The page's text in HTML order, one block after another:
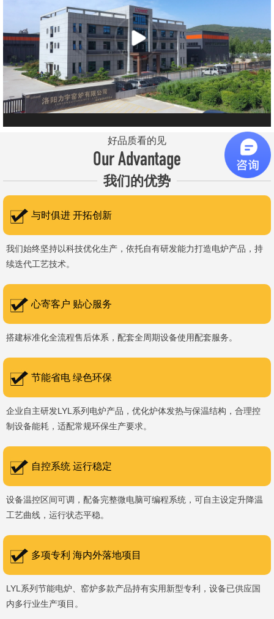
元件、高温窑具等。 历经二十余年市场积累，公司产品质量稳
定、性能可靠，应用场景覆盖高校、科研院所、工矿企业等领域，服
务于粉末、冶金、电子、煤炭、医药、陶瓷、玻璃、铝业、汽车、特
种新材料、耐火材料、新能源、航天航空、化工、金属烧结及金属热
处理等行业，产品覆盖国内多省市，并出口至海外多个国家和地
区。 近年来，公司通过理念更新、体制机制优化与科技创新，于
稳步增长，国内市场份额稳步提升，并获得质量诚信AAA 级企业荣
誉证书。 在产品技术方面，公司坚持精益求精、持续创新，自主
研发LYL系列节能精密型智能化电炉、窑炉产品，多项产品通过相关
权威认证。产品具备升温快、节能效果显著、温控精准、智能自动化
程度高、运行稳定、保温性能优良、全程电脑控制、可编程自动升降
盟CE认证。 公司凭借技术积累与产品优势，获得多项官方资质
认定：高新 技术企业、科技型中小企业、洛阳市企业研发中心（证
书编号：202207080）、河南省专精特新企业。 我们坚持以
科技促生产，以质量创品牌，以品牌创市场的战略发展，实现科学化
国内外新老客户前来参观洽谈，让我们携手，合作共赢，共创新未
来！洛阳新安工厂视频洛阳高新工厂视频
好品质看的见
Our Advantage
我们的优势
与时俱进 开拓创新
我们始终坚持以科技优化生产，依托自有研发能力打造电炉产品，持
续迭代工艺技术。
心寄客户 贴心服务
搭建标准化全流程售后体系，配套全周期设备使用配套服务。
节能省电 绿色环保
企业自主研发LYL系列电炉产品，优化炉体发热与保温结构，合理控
制设备能耗，适配常规环保生产要求。
自控系统 运行稳定
设备温控区间可调，配备完整微电脑可编程系统，可自主设定升降温
工艺曲线，运行状态平稳。
多项专利 海内外落地项目
LYL系列节能电炉、窑炉多款产品持有实用新型专利，设备已供应国
内多行业生产项目。